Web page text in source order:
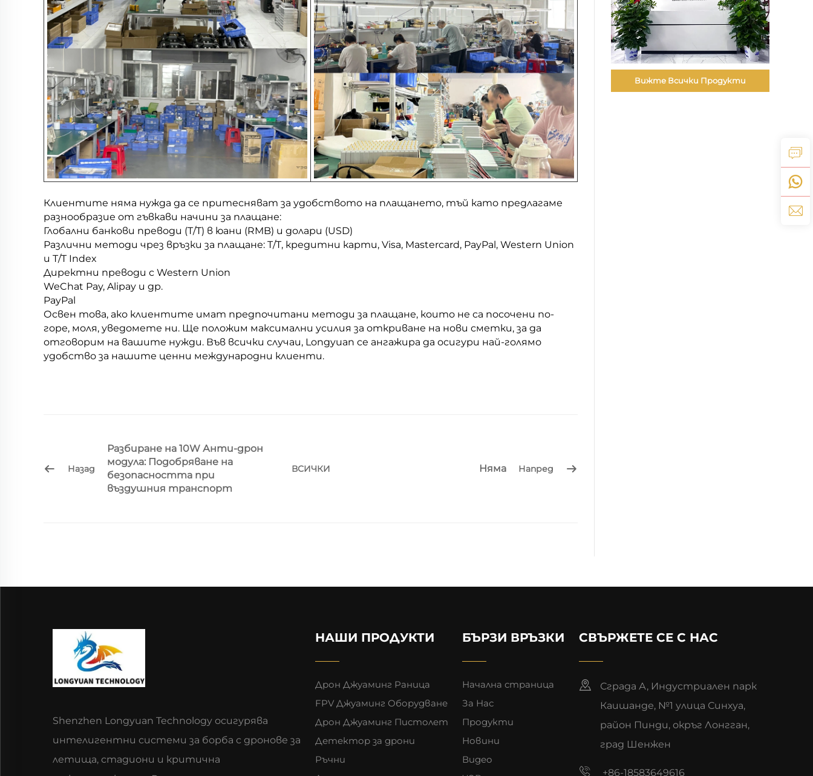
Клиентите няма нужда да се притесняват за удобството на плащането, тъй като предлагаме
разнообразие от гъвкави начини за плащане:
Глобални банкови преводи (T/T) в юани (RMB) и долари (USD)
Различни методи чрез връзки за плащане: T/T, кредитни карти, Visa, Mastercard, PayPal, Western Union
и T/T Index
Директни преводи с Western Union
WeChat Pay, Alipay и др.
PayPal
Освен това, ако клиентите имат предпочитани методи за плащане, които не са посочени по-
горе, моля, уведомете ни. Ще положим максимални усилия за откриване на нови сметки, за да
отговорим на вашите нужди. Във всички случаи, Longyuan се ангажира да осигури най-голямо
удобство за нашите ценни международни клиенти.
Назад
Разбиране на 10W Анти-дрон
модула: Подобряване на
безопасността при
въздушния транспорт
ВСИЧКИ Няма Напред
Вижте Всички Продукти
Shenzhen Longyuan Technology осигурява
интелигентни системи за борба с дронове за
летища, стадиони и критична
НАШИ ПРОДУКТИ
Дрон Джуаминг Раница
FPV Джуаминг Оборудване
Дрон Джуаминг Пистолет
Детектор за дрони
Ръчни
БЪРЗИ ВРЪЗКИ
Начална страница
За Нас
Продукти
Новини
Видео
СВЪРЖЕТЕ СЕ С НАС
Сграда А, Индустриален парк
Каишанде, №1 улица Синхуа,
район Пинди, окръг Лонгган,
град Шенжен
+86-18583649616